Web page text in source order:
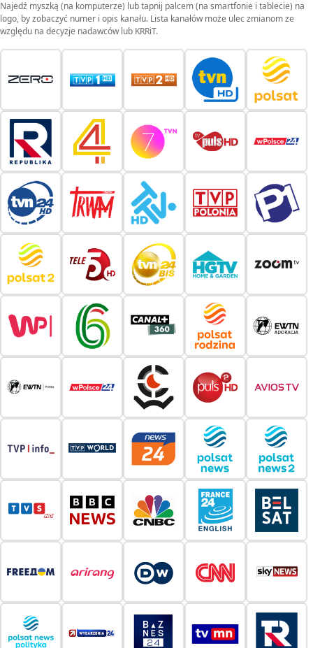
Najedź myszką (na komputerze) lub tapnij palcem (na smartfonie i tablecie) na
logo, by zobaczyć numer i opis kanału. Lista kanałów może ulec zmianom ze
względu na decyzje nadawców lub KRRiT.